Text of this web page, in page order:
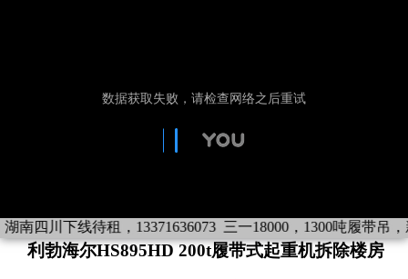
四川下线待租，13371636073 三一18000，1300吨履带吊，
利勃海尔HS895HD 200t履带式起重机拆除楼房